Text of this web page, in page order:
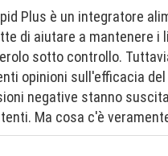
Plus è un integratore
di aiutare a mantenere i
sotto controllo.
opinioni sull'efficacia
negative stanno
Ma cosa c'è